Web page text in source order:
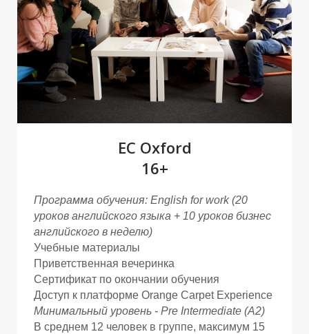
М
EC Oxford
16+
Программа обучения: English for work (20
уроков английского языка + 10 уроков бизнес
английского в неделю)
Учебные материалы
Приветственная вечеринка
Сертификат по окончании обучения
Доступ к платформе Orange Carpet Experience
Минимальный уровень - Pre Intermediate (A2)
В среднем 12 человек в группе, максимум 15
М